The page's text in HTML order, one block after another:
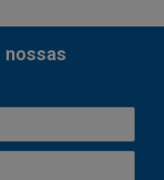
nossas